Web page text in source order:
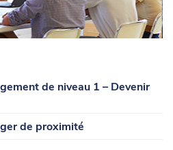
de niveau 1 – Devenir
de proximité